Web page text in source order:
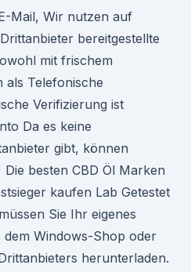
Mail, Wir nutzen auf
bereitgestellte
mit frischem
als Telefonische
Verifizierung ist
Da es keine
gibt, können
besten CBD Öl Marken
kaufen Lab Getestet
Sie Ihr eigenes
Windows-Shop oder
herunterladen.